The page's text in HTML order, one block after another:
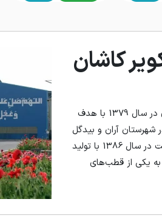
کاشان
شرکت بازرگانی سپید فراب کویر کاشان در سال 1379 با هدف
شهرستان آران و بیدگل
تاسیس شد. فعالیت تولیدی این شرکت در سال 1386 با تولید
به یکی از قطب‌های